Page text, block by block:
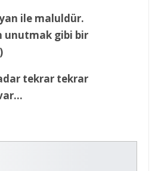
ile maluldür.
unutmak gibi bir
tekrar tekrar